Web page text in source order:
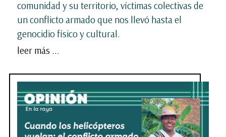
comunidad y su territorio, víctimas colectivas de
un conflicto armado que nos llevó hasta el
genocidio físico y cultural.
leer más ...